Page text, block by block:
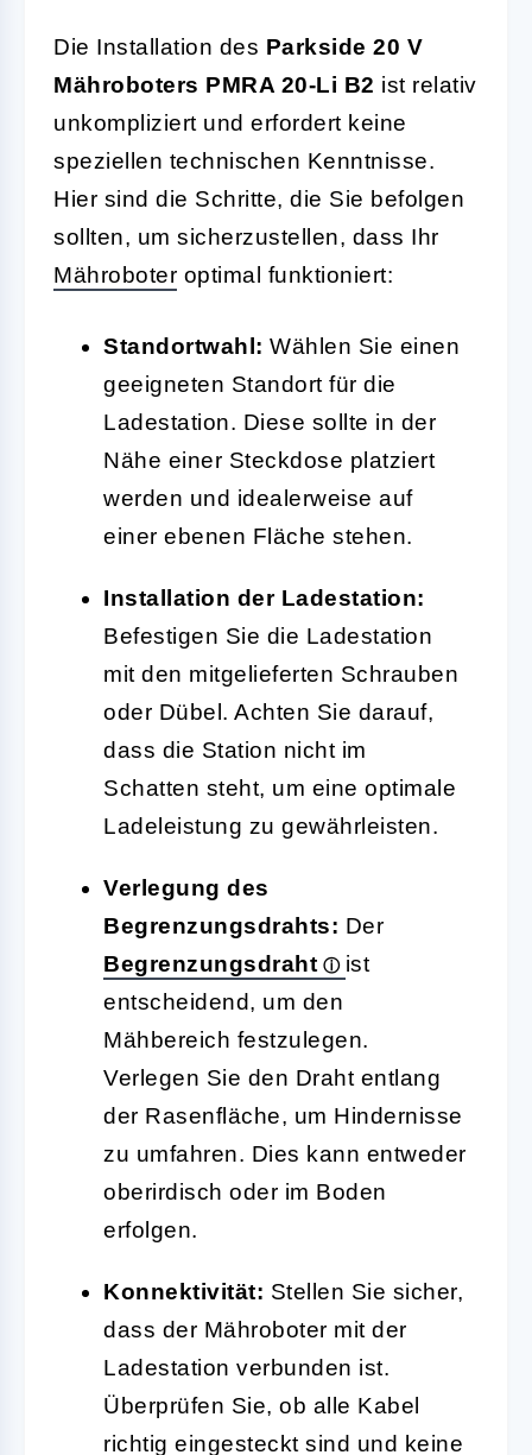
Die Installation des Parkside 20 V
Mähroboters PMRA 20-Li B2 ist relativ
unkompliziert und erfordert keine
speziellen technischen Kenntnisse.
Hier sind die Schritte, die Sie befolgen
sollten, um sicherzustellen, dass Ihr
Mähroboter optimal funktioniert:
Standortwahl: Wählen Sie einen
geeigneten Standort für die
Ladestation. Diese sollte in der
Nähe einer Steckdose platziert
werden und idealerweise auf
einer ebenen Fläche stehen.
Installation der Ladestation:
Befestigen Sie die Ladestation
mit den mitgelieferten Schrauben
oder Dübel. Achten Sie darauf,
dass die Station nicht im
Schatten steht, um eine optimale
Ladeleistung zu gewährleisten.
Verlegung des
Begrenzungsdrahts: Der
Begrenzungsdraht
ist
entscheidend, um den
Mähbereich festzulegen.
Verlegen Sie den Draht entlang
der Rasenfläche, um Hindernisse
zu umfahren. Dies kann entweder
oberirdisch oder im Boden
erfolgen.
Konnektivität: Stellen Sie sicher,
dass der Mähroboter mit der
Ladestation verbunden ist.
Überprüfen Sie, ob alle Kabel
richtig eingesteckt sind und keine